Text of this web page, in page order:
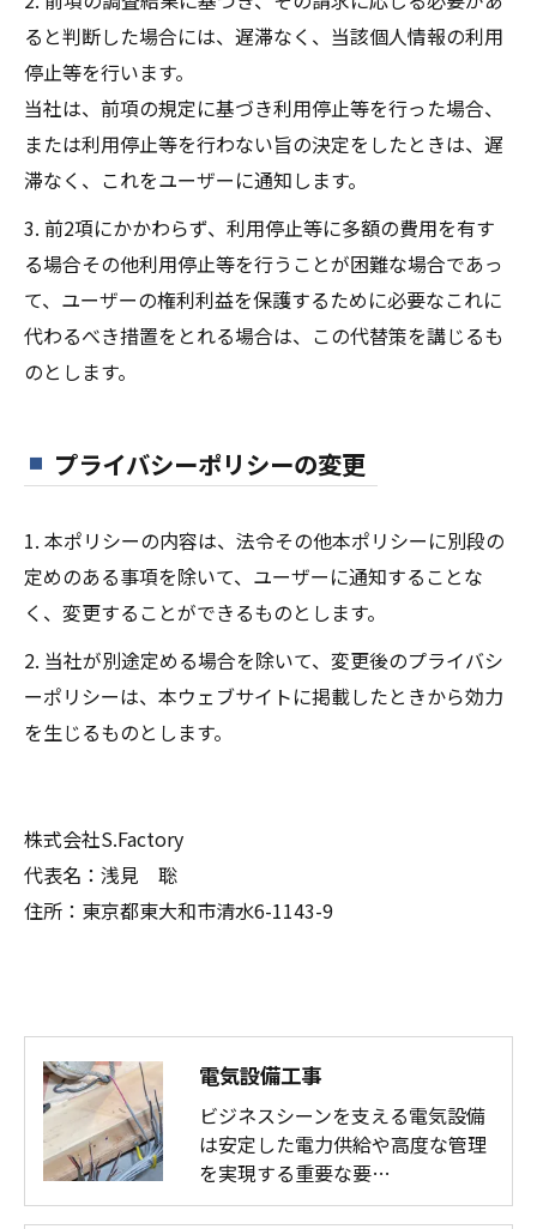
ると判断した場合には、遅滞なく、当該個人情報の利用
停止等を行います。
当社は、前項の規定に基づき利用停止等を行った場合、
または利用停止等を行わない旨の決定をしたときは、遅
滞なく、これをユーザーに通知します。
3. 前2項にかかわらず、利用停止等に多額の費用を有す
る場合その他利用停止等を行うことが困難な場合であっ
て、ユーザーの権利利益を保護するために必要なこれに
代わるべき措置をとれる場合は、この代替策を講じるも
のとします。
プライバシーポリシーの変更
1. 本ポリシーの内容は、法令その他本ポリシーに別段の
定めのある事項を除いて、ユーザーに通知することな
く、変更することができるものとします。
2. 当社が別途定める場合を除いて、変更後のプライバシ
ーポリシーは、本ウェブサイトに掲載したときから効力
を生じるものとします。
株式会社S.Factory
代表名：浅見 聡
住所：東京都東大和市清水6-1143-9
電気設備工事
ビジネスシーンを支える電気設備
は安定した電力供給や高度な管理
を実現する重要な要…